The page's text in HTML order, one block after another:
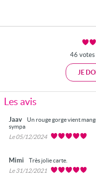
46 votes
JE
Les avis
Jaav
Un rouge gorge vient
sympa
Le 05/12/2024
Mimi
Très jolie carte.
Le 31/12/2021